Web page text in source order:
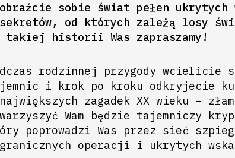
sobie świat pełen ukrytych
od których zależą losy
takiej historii Was zapraszamy!
rodzinnej przygody
i krok po kroku odkryjecie
zagadek XX wieku –
Wam będzie tajemniczy
poprowadzi Was przez sieć
operacji i ukrytych